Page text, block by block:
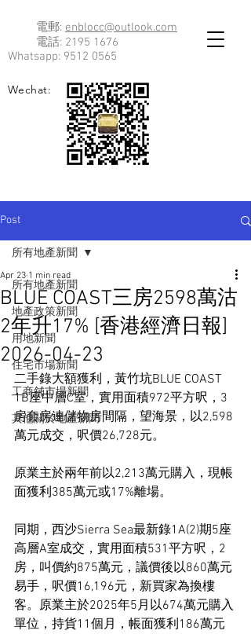
電郵: enblocc@outlook.com
電話: 2195 1676
Whatsapp: 9512 0565
Wechat:
Post
所有地產新聞
地產政策新聞
用地新聞
住宅市場新聞
工商舖市場新聞
其他關於地產新聞
所有地產新聞
BLUE COAST三房2598萬沽
2年升17% [香港經濟日報]
2026-04-23
Apr 23 1 min read
二手錄大額獲利，黃竹坑BLUE COAST
1B座中層C室，實用面積972平方呎，3
房套房連儲物房間隔，望海景，以2,598
萬元成交，呎價26,728元。
原業主於兩年前以2,213萬元購入，現帳
面獲利385萬元或17%離場。
同期，西沙Sierra Sea最新錄1A(2)期5座
高層A室成交，實用面積531平方呎，2
房，叫價約875萬元，議價後以860萬元
易手，呎價16,196元，新買家為換樓
客。原業主於2025年5月以674萬元購入
單位，持貨11個月，帳面獲利186萬元